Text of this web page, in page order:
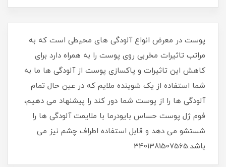
پوست در معرض انواع آلودگی های محیطی است که به
مراتب تاثیرات مخربی روی پوست را به همراه دارد برای
کاهش این تاثیرات و پاکسازی پوست از آلودگی ها ما به
شما استفاده از یک شوینده ملایم که در عین حال تمام
آلودگی ها را از پوست شما دور کند را پیشنهاد می دهیم،
فوم ژل پوست حساس بایودرما با ملایمت آلودگی ها را
شستشو می دهد و قابل استفاده اطراف چشم نیز می
باشد.3401381507565